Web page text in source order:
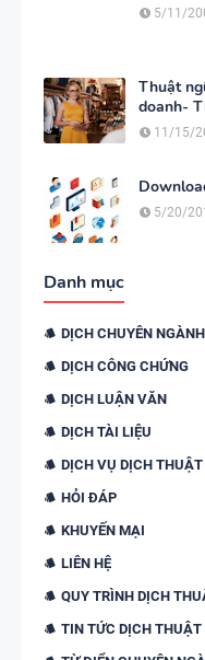
5/11/
Thuật
doanh-
11/15/
5/20/
Danh mục
DỊCH CHUYÊN NGÀNH
DỊCH CÔNG CHỨNG
DỊCH LUẬN VĂN
DỊCH TÀI LIỆU
DỊCH VỤ DỊCH THUẬT
HỎI ĐÁP
KHUYẾN MẠI
LIÊN HỆ
QUY TRÌNH DỊCH
TIN TỨC DỊCH THUẬT